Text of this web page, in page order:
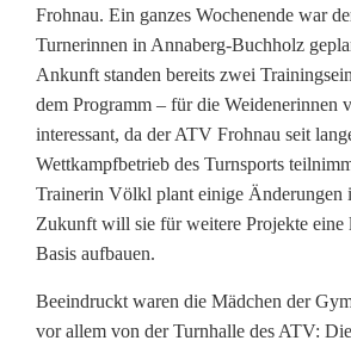
r
t
s
c
h
r
i
t
Frohnau. Ein ganzes Wochenende war
Turnerinnen in Annaberg-Buchholz
Ankunft standen bereits zwei
dem Programm – für die Weidenerinnen
interessant, da der ATV Frohnau seit
Wettkampfbetrieb des Turnsports
Trainerin Völkl plant einige Änderungen
Zukunft will sie für weitere Projekte eine
Basis aufbauen.
Beeindruckt waren die Mädchen der
vor allem von der Turnhalle des ATV: